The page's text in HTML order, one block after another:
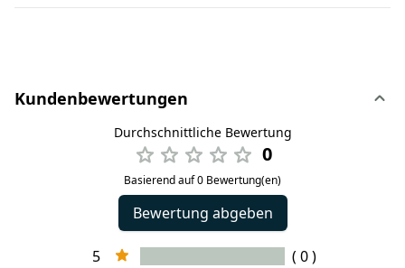
Kundenbewertungen
Durchschnittliche Bewertung
0
Basierend auf 0 Bewertung(en)
Bewertung abgeben
5
( 0 )